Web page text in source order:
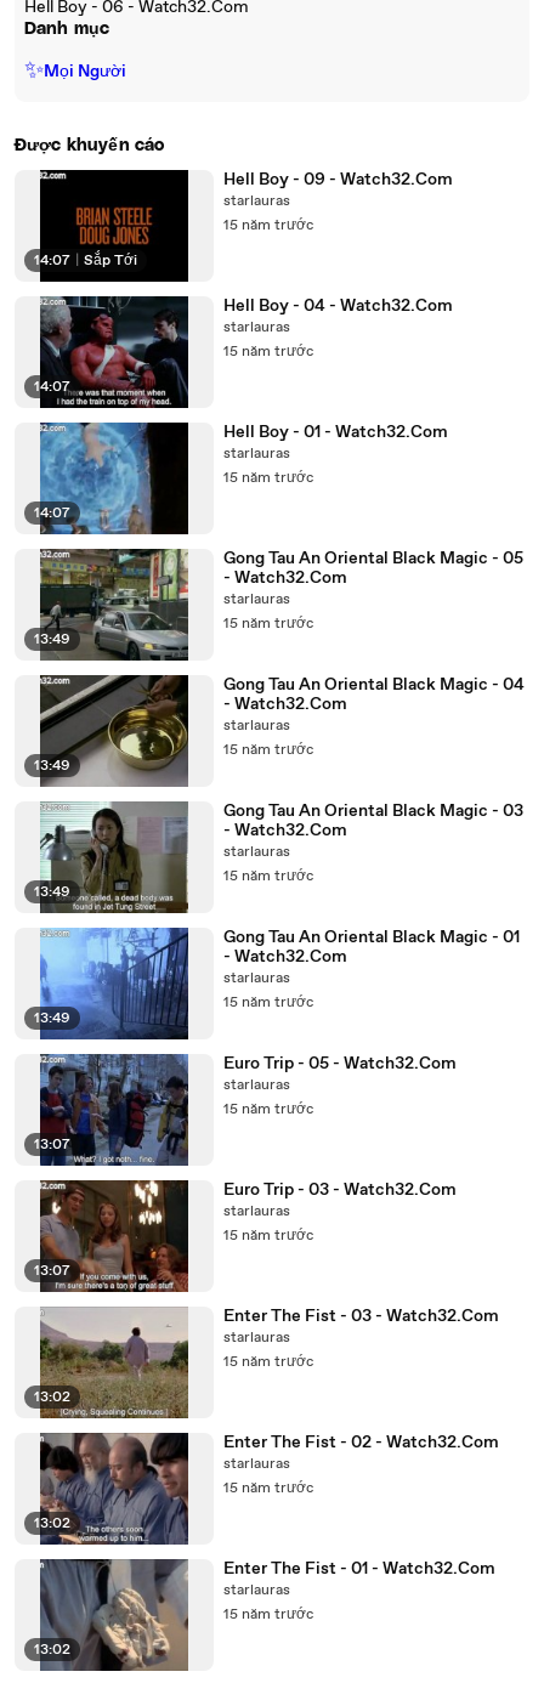
Hell Boy - 06 - Watch32.Com
Danh mục
✨Mọi Người
Được khuyến cáo
14:07 Sắp Tới
Hell Boy - 09 - Watch32.Com
starlauras
15 năm trước
14:07
Hell Boy - 04 - Watch32.Com
starlauras
15 năm trước
14:07
Hell Boy - 01 - Watch32.Com
starlauras
15 năm trước
13:49
Gong Tau An Oriental Black Magic - 05
- Watch32.Com
starlauras
15 năm trước
13:49
Gong Tau An Oriental Black Magic - 04
- Watch32.Com
starlauras
15 năm trước
13:49
Gong Tau An Oriental Black Magic - 03
- Watch32.Com
starlauras
15 năm trước
13:49
Gong Tau An Oriental Black Magic - 01
- Watch32.Com
starlauras
15 năm trước
13:07
Euro Trip - 05 - Watch32.Com
starlauras
15 năm trước
13:07
Euro Trip - 03 - Watch32.Com
starlauras
15 năm trước
13:02
Enter The Fist - 03 - Watch32.Com
starlauras
15 năm trước
13:02
Enter The Fist - 02 - Watch32.Com
starlauras
15 năm trước
13:02
Enter The Fist - 01 - Watch32.Com
starlauras
15 năm trước